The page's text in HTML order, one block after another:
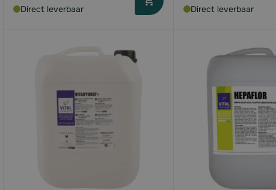
Direct leverbaar Direct leverbaar